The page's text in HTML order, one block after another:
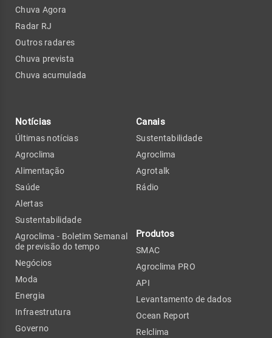
Chuva Agora
Radar RJ
Outros radares
Chuva prevista
Chuva acumulada
Notícias
Últimas notícias
Agroclima
Alimentação
Saúde
Alertas
Sustentabilidade
Agroclima - Boletim Semanal
de previsão do tempo
Negócios
Moda
Energia
Infraestrutura
Governo
Canais
Sustentabilidade
Agroclima
Agrotalk
Rádio
Produtos
SMAC
Agroclima PRO
API
Levantamento de dados
Ocean Report
Relclima